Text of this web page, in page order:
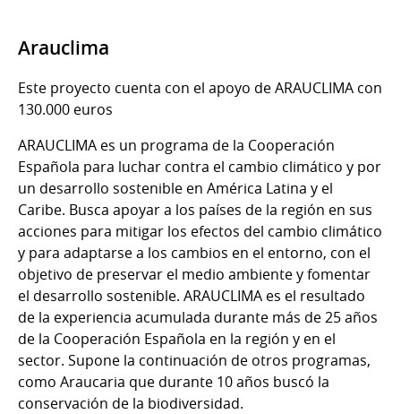
Arauclima
Este proyecto cuenta con el apoyo de ARAUCLIMA con
130.000 euros
ARAUCLIMA es un programa de la Cooperación
Española para luchar contra el cambio climático y por
un desarrollo sostenible en América Latina y el
Caribe. Busca apoyar a los países de la región en sus
acciones para mitigar los efectos del cambio climático
y para adaptarse a los cambios en el entorno, con el
objetivo de preservar el medio ambiente y fomentar
el desarrollo sostenible. ARAUCLIMA es el resultado
de la experiencia acumulada durante más de 25 años
de la Cooperación Española en la región y en el
sector. Supone la continuación de otros programas,
como Araucaria que durante 10 años buscó la
conservación de la biodiversidad.